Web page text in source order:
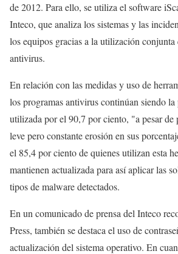
de 2012. Para ello, se utiliza el software
Inteco, que analiza los sistemas y las
los equipos gracias a la utilización conjunta
antivirus.
En relación con las medidas y uso de
los programas antivirus continúan siendo
utilizada por el 90,7 por ciento, "a pesar de
leve pero constante erosión en sus
el 85,4 por ciento de quienes utilizan esta
mantienen actualizada para así aplicar las
tipos de malware detectados.
En un comunicado de prensa del Inteco
Press, también se destaca el uso de
actualización del sistema operativo. En